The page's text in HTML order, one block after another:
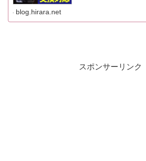
blog.hirara.net
スポンサーリンク